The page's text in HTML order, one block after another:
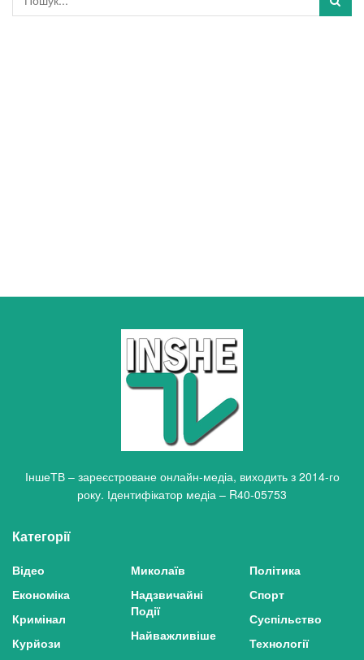
ІншеТВ – зареєстроване онлайн-медіа, виходить з 2014-го
року. Ідентифікатор медіа – R40-05753
Категорії
Відео
Економіка
Кримінал
Курйози
Миколаїв
Надзвичайні
Події
Найважливіше
Політика
Спорт
Суспільство
Технології